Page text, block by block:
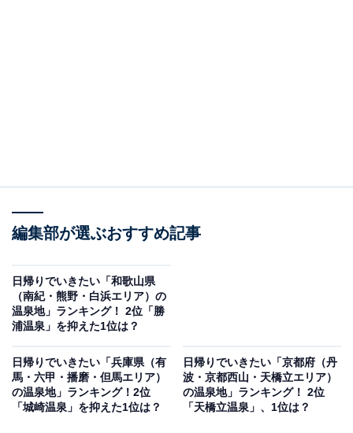
編集部が選ぶおすすめ記事
日帰りでいきたい「和歌山県
（南紀・熊野・白浜エリア）の
温泉地」ランキング！ 2位「勝
浦温泉」を抑えた1位は？
日帰りでいきたい「兵庫県（有
馬・六甲・播磨・但馬エリア）
の温泉地」ランキング！2位
「城崎温泉」を抑えた1位は？
日帰りでいきたい「京都府（丹
波・京都西山・天橋立エリア）
の温泉地」ランキング！ 2位
「天橋立温泉」、1位は？